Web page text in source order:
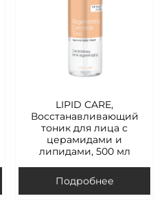
LIPID CARE,
Восстанавливающий
тоник для лица с
церамидами и
липидами, 500 мл
Подробнее